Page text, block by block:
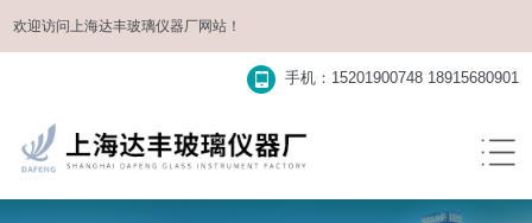
欢迎访问上海达丰玻璃仪器厂网站！
手机：15201900748 18915680901